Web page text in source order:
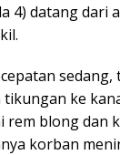
4) datang dari
sedang,
ke
rem blong dan
korban